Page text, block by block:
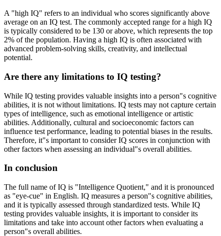
A "high IQ" refers to an individual who scores significantly above
average on an IQ test. The commonly accepted range for a high IQ
is typically considered to be 130 or above, which represents the top
2% of the population. Having a high IQ is often associated with
advanced problem-solving skills, creativity, and intellectual
potential.
Are there any limitations to IQ testing?
While IQ testing provides valuable insights into a person"s cognitive
abilities, it is not without limitations. IQ tests may not capture certain
types of intelligence, such as emotional intelligence or artistic
abilities. Additionally, cultural and socioeconomic factors can
influence test performance, leading to potential biases in the results.
Therefore, it"s important to consider IQ scores in conjunction with
other factors when assessing an individual"s overall abilities.
In conclusion
The full name of IQ is "Intelligence Quotient," and it is pronounced
as "eye-cue" in English. IQ measures a person"s cognitive abilities,
and it is typically assessed through standardized tests. While IQ
testing provides valuable insights, it is important to consider its
limitations and take into account other factors when evaluating a
person"s overall abilities.